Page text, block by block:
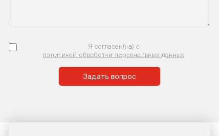
Я согласен(на) с
политикой обработки персональных данных
Задать вопрос